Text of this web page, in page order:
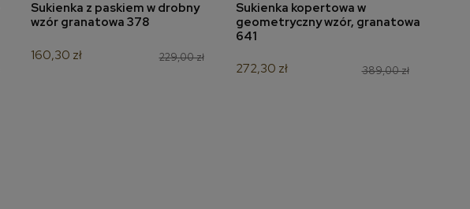
dodaj do koszyka
Sukienka z paskiem w drobny
wzór granatowa 378
229,00 zł
160,30 zł
dodaj do koszyka
Sukienka kopertowa w
geometryczny wzór, granatowa
641
389,00 zł
272,30 zł